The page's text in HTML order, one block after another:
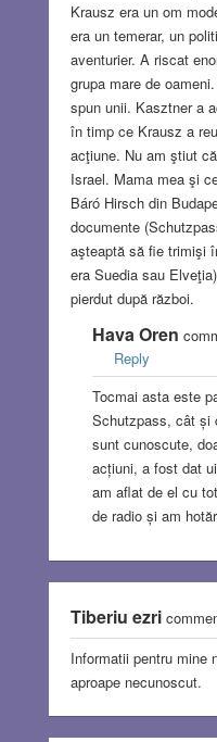
Krausz era un om
era un temerar, un
aventurier. A riscat
grupa mare de
spun unii. Kasztner a
în timp ce Krausz a
acţiune. Nu am ştiut
Israel. Mama mea şi
Báró Hirsch din
documente
aşteaptă să fie trimişi
era Suedia sau
pierdut după război.
Hava Oren
Reply
Tocmai asta este
Schutzpass, cât și
sunt cunoscute,
acțiuni, a fost dat
am aflat de el cu
de radio și am
Tiberiu ezri
Informatii pentru mine
aproape necunoscut.